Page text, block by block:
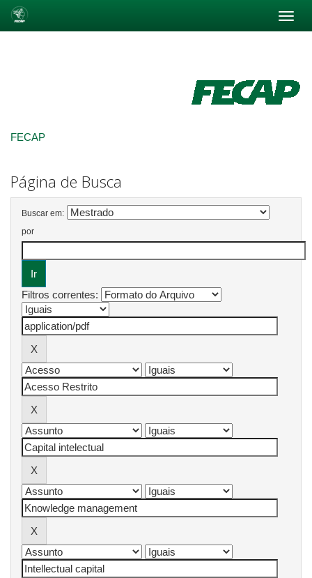
FECAP
Página de Busca
Buscar em:
por
Filtros correntes: